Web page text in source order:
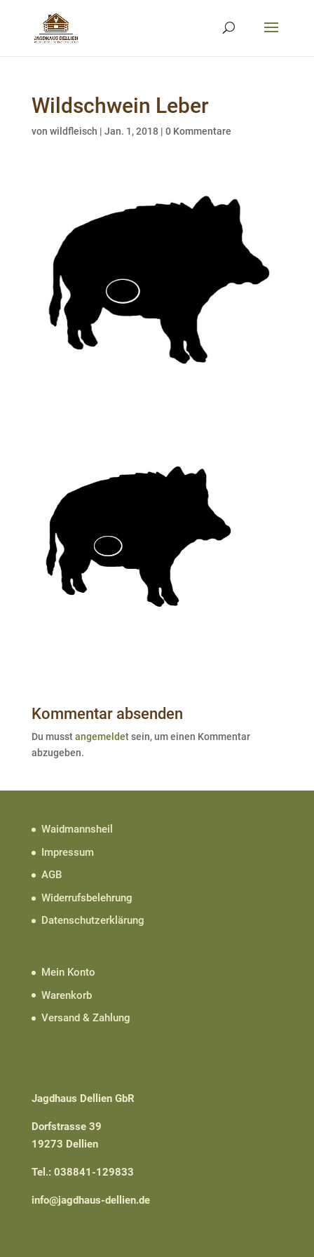
Wildschwein Leber
von wildfleisch | Jan. 1, 2018| 0 Kommentare
Kommentar absenden
Du musstangemeldetsein, um einen Kommentar
abzugeben.
Waidmannsheil
Impressum
AGB
Widerrufsbelehrung
Datenschutzerklärung
Mein Konto
Warenkorb
Versand & Zahlung
Jagdhaus Dellien GbR
Dorfstrasse 39
19273 Dellien
Tel.: 038841-129833
info@jagdhaus-dellien.de